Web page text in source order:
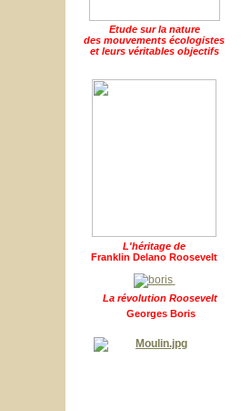
Etude sur la nature
des mouvements écologistes
et leurs véritables objectifs
L'héritage de
Franklin Delano Roosevelt
La révolution Roosevelt
Georges Boris